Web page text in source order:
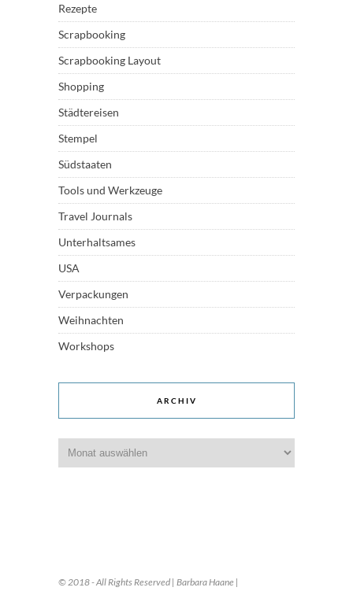
Rezepte
Scrapbooking
Scrapbooking Layout
Shopping
Städtereisen
Stempel
Südstaaten
Tools und Werkzeuge
Travel Journals
Unterhaltsames
USA
Verpackungen
Weihnachten
Workshops
ARCHIV
© 2018 - All Rights Reserved | Barbara Haane |